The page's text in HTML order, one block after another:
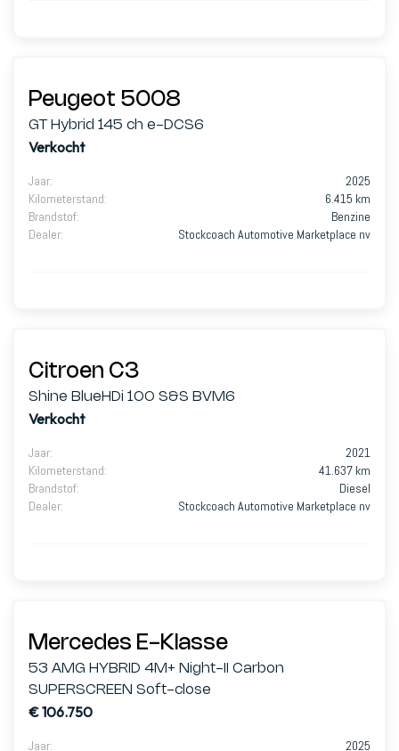
Peugeot 5008
GT Hybrid 145 ch e-DCS6
Verkocht
Jaar:
2025
Kilometerstand:
6.415 km
Brandstof:
Benzine
Dealer: Stockcoach Automotive Marketplace nv
Citroen C3
Shine BlueHDi 100 S&S BVM6
Verkocht
Jaar:
2021
Kilometerstand:
41.637 km
Brandstof:
Diesel
Dealer: Stockcoach Automotive Marketplace nv
Mercedes E-Klasse
53 AMG HYBRID 4M+ Night-II Carbon
SUPERSCREEN Soft-close
€ 106.750
Jaar:
2025